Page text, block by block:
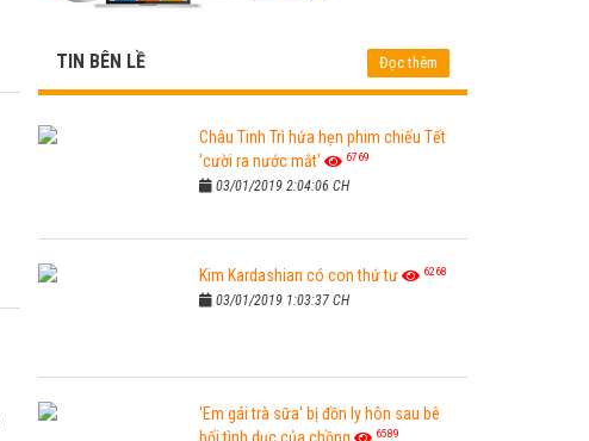
TIN BÊN LỀ Đọc thêm
Châu Tinh Trì hứa hẹn phim chiếu Tết
'cười ra nước mắt'
6769
03/01/2019 2:04:06 CH
Kim Kardashian có con thứ tư 6268
03/01/2019 1:03:37 CH
'Em gái trà sữa' bị đồn ly hôn sau bê
6589